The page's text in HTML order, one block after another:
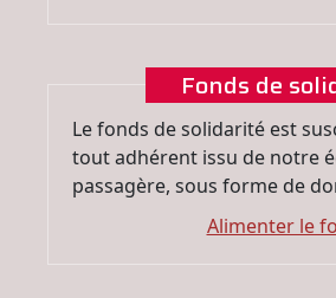
Fonds de
Le fonds de solidarité est
tout adhérent issu de notre
passagère, sous forme de
Alimenter le